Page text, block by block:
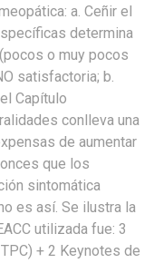
a. Ceñir el
determina
o muy pocos
satisfactoria; b.
Capítulo
conlleva una
de aumentar
que los
sintomática
es así. Se ilustra la
utilizada fue: 3
+ 2 Keynotes de